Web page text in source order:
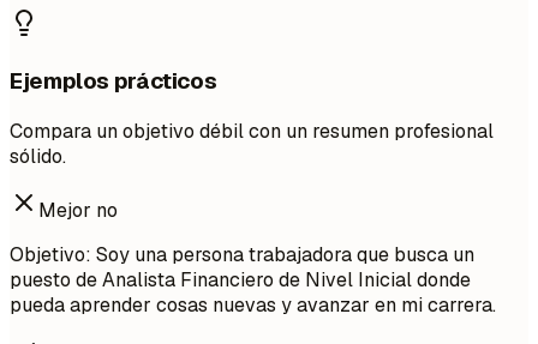
Ejemplos prácticos
Compara un objetivo débil con un resumen profesional
sólido.
Mejor no
Objetivo: Soy una persona trabajadora que busca un
puesto de Analista Financiero de Nivel Inicial donde
pueda aprender cosas nuevas y avanzar en mi carrera.